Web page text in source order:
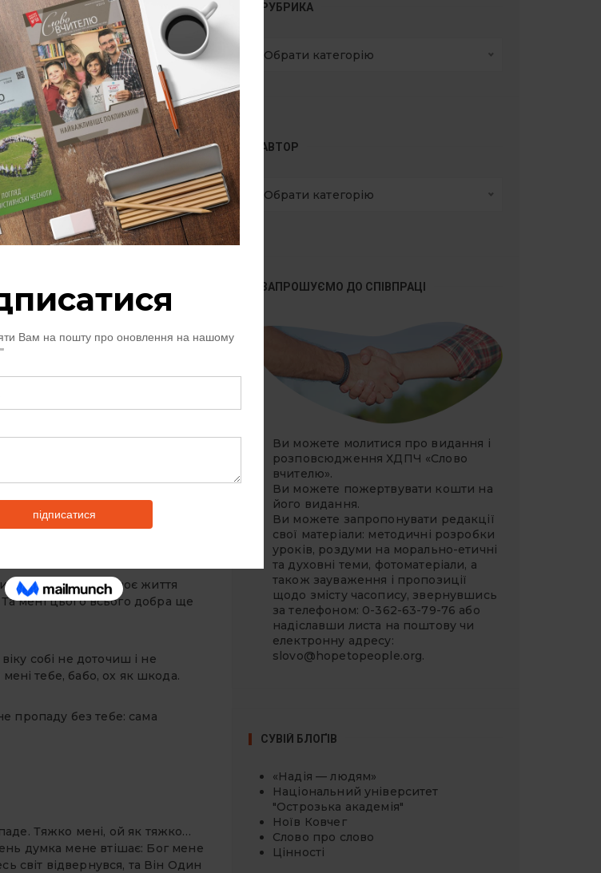
Я за роботою світу Божого не
чого це ти маєш весь
спиш за чотирьох, а робити —
мої літа молодецькі, не
та й візьмусь городи
а я сама собі дам раду. Оце,
тут — межа. Оце — твоя
не один десяток літ укупі
старість, як кіт із собакою, в
отой голубок за своє життя
Та мені цього всього добра ще
собі не доточиш і не
тебе, бабо, ох як шкода.
пропаду без тебе: сама
Тяжко мені, ой як тяжко…
думка мене втішає: Бог мене
світ відвернувся, та Він Один
РУБРИКА
Обрати категорію
АВТОР
Обрати категорію
ЗАПРОШУЄМО ДО СПІВПРАЦІ
Ви можете молитися про видання і
розповсюдження ХДПЧ «Слово
вчителю».
Ви можете пожертвувати кошти на
його видання.
Ви можете запропонувати редакції
свої матеріали: методичні розробки
уроків, роздуми на морально-етичні
та духовні теми, фотоматеріали, а
також зауваження і пропозиції
щодо змісту часопису, звернувшись
за телефоном: 0-362-63-79-76 або
надіславши листа на поштову чи
електронну адресу:
slovo@hopetopeople.org.
СУВІЙ БЛОҐІВ
«Надія — людям»
Національний університет
"Острозька академія"
Ноїв Ковчег
Слово про слово
Цінності